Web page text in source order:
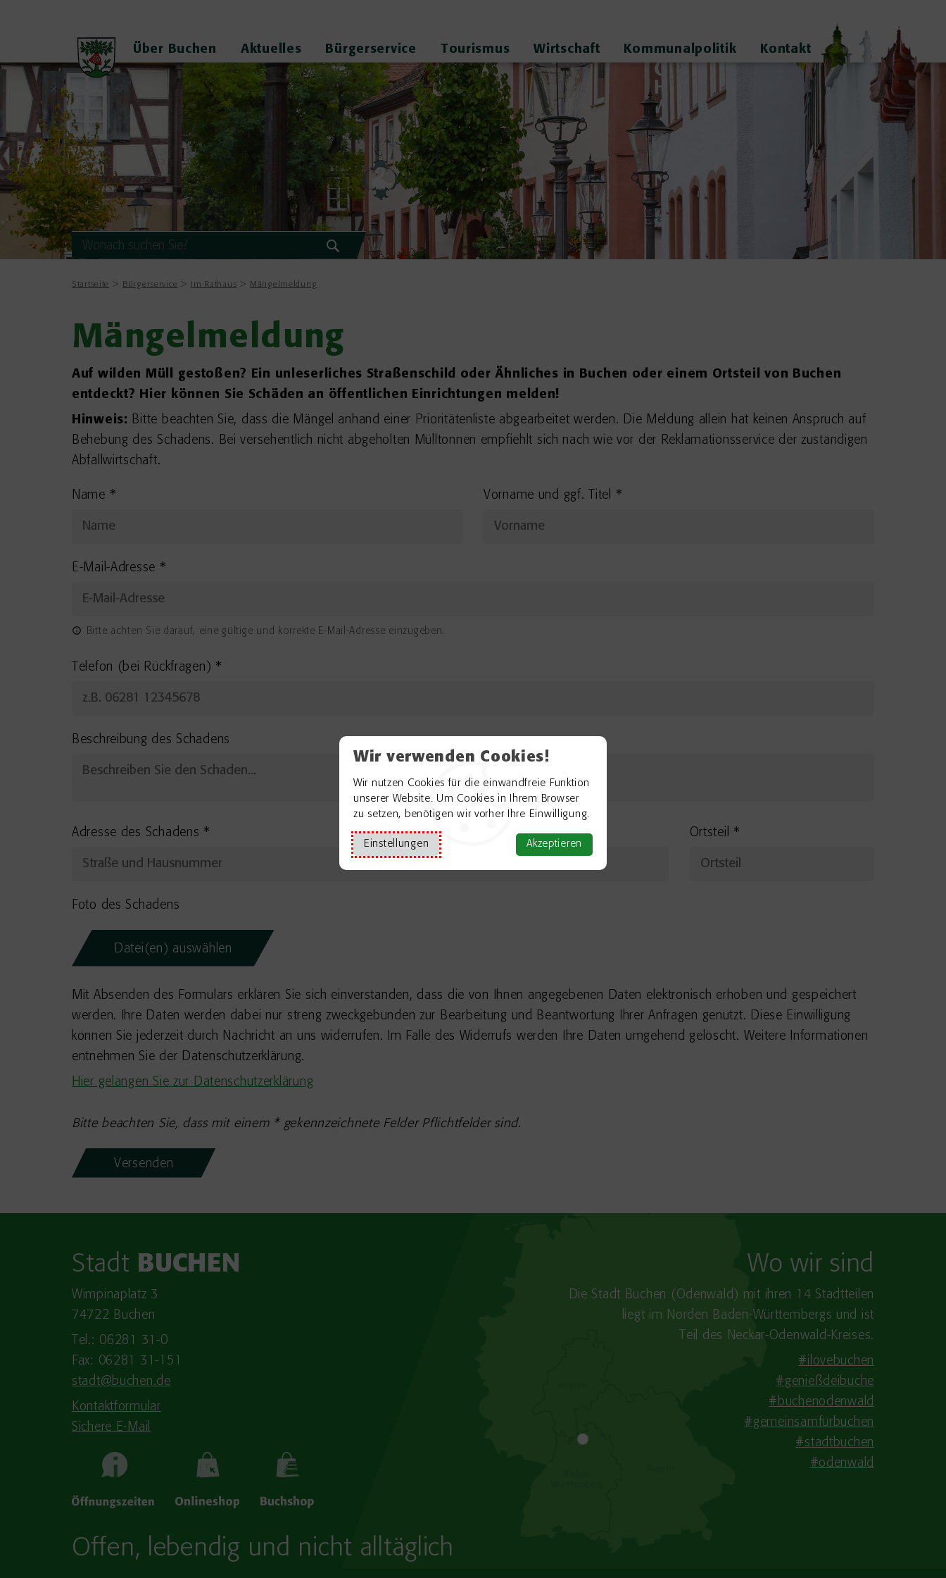
Wir verwenden Cookies!
Wir nutzen Cookies für die einwandfreie Funktion
unserer Website. Um Cookies in Ihrem Browser
zu setzen, benötigen wir vorher Ihre Einwilligung.
Einstellungen Akzeptieren
Über Buchen Aktuelles Bürgerservice Tourismus Wirtschaft Kommunalpolitik Kontakt
Startseite Bürgerservice Im Rathaus Mängelmeldung
Mängelmeldung
Auf wilden Müll gestoßen? Ein unleserliches Straßenschild oder Ähnliches in Buchen oder einem Ortsteil von Buchen
entdeckt? Hier können Sie Schäden an öffentlichen Einrichtungen melden!
Hinweis: Bitte beachten Sie, dass die Mängel anhand einer Prioritätenliste abgearbeitet werden. Die Meldung allein hat keinen Anspruch auf
Behebung des Schadens. Bei versehentlich nicht abgeholten Mülltonnen empfiehlt sich nach wie vor der Reklamationsservice der zuständigen
Abfallwirtschaft.
Name * Vorname und ggf. Titel *
E-Mail-Adresse *
Bitte achten Sie darauf, eine gültige und korrekte E-Mail-Adresse einzugeben.
Telefon (bei Rückfragen) *
Beschreibung des Schadens
Adresse des Schadens * Ortsteil *
Foto des Schadens
Datei(en) auswählen
Mit Absenden des Formulars erklären Sie sich einverstanden, dass die von Ihnen angegebenen Daten elektronisch erhoben und gespeichert
werden. Ihre Daten werden dabei nur streng zweckgebunden zur Bearbeitung und Beantwortung Ihrer Anfragen genutzt. Diese Einwilligung
können Sie jederzeit durch Nachricht an uns widerrufen. Im Falle des Widerrufs werden Ihre Daten umgehend gelöscht. Weitere Informationen
entnehmen Sie der Datenschutzerklärung.
Hier gelangen Sie zur Datenschutzerklärung
Bitte beachten Sie, dass mit einem * gekennzeichnete Felder Pflichtfelder sind.
Stadt BUCHEN
Wimpinaplatz 3
74722 Buchen
Tel.: 06281 31-0
Fax: 06281 31-151
stadt@buchen.de
Kontaktformular
Sichere E-Mail
Offen, lebendig und nicht alltäglich
Wo wir sind
Die Stadt Buchen (Odenwald) mit ihren 14 Stadtteilen
liegt im Norden Baden-​Württembergs und ist
Teil des Neckar-Odenwald-Kreises.
#ilovebuchen
#genießdeibuche
#buchenodenwald
#gemeinsamfürbuchen
#stadtbuchen
#odenwald